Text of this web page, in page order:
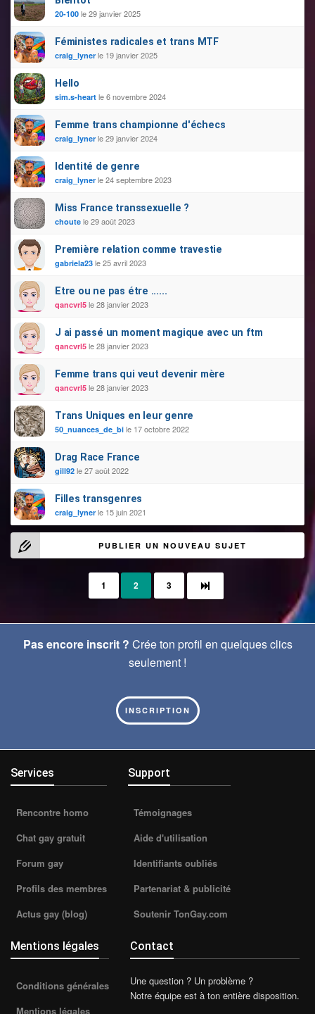
20-100 le 29 janvier 2025
Féministes radicales et trans MTF
craig_lyner le 19 janvier 2025
Hello
sim.s-heart le 6 novembre 2024
Femme trans championne d'échecs
craig_lyner le 29 janvier 2024
Identité de genre
craig_lyner le 24 septembre 2023
Miss France transsexuelle ?
choute le 29 août 2023
Première relation comme travestie
gabriela23 le 25 avril 2023
Etre ou ne pas étre ......
qancvrl5 le 28 janvier 2023
J ai passé un moment magique avec un ftm
qancvrl5 le 28 janvier 2023
Femme trans qui veut devenir mère
qancvrl5 le 28 janvier 2023
Trans Uniques en leur genre
50_nuances_de_bi le 17 octobre 2022
Drag Race France
gill92 le 27 août 2022
Filles transgenres
craig_lyner le 15 juin 2021
PUBLIER UN NOUVEAU SUJET
1 2 3
Pas encore inscrit ? Crée ton profil en quelques clics
seulement !
INSCRIPTION
Services
Rencontre homo
Chat gay gratuit
Forum gay
Profils des membres
Actus gay (blog)
Support
Témoignages
Aide d'utilisation
Identifiants oubliés
Partenariat & publicité
Soutenir TonGay.com
Mentions légales
Conditions générales
Mentions légales
Contact
Une question ? Un problème ?
Notre équipe est à ton entière disposition.